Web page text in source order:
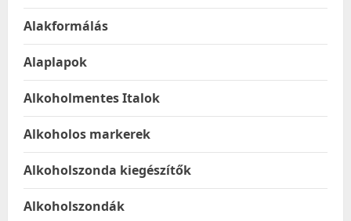
Alakformálás
Alaplapok
Alkoholmentes Italok
Alkoholos markerek
Alkoholszonda kiegészítők
Alkoholszondák